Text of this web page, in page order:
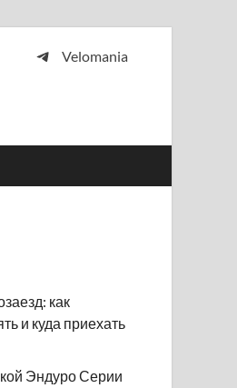
Velomania
как
и куда приехать
Эндуро Серии